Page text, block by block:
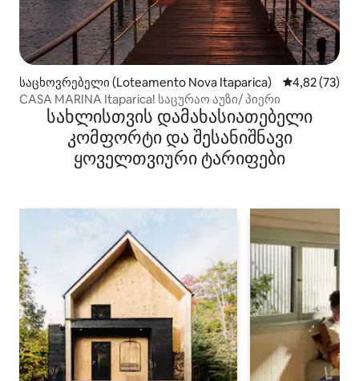
საცხოვრებელი (Loteamento Nova Itaparica) საშუალო
4,82 (73)
CASA MARINA Itaparica! საცურაო აუზი/ პიერი
სახლისთვის დამახასიათებელი
კომფორტი და შესანიშნავი
ყოველთვიური ტარიფები